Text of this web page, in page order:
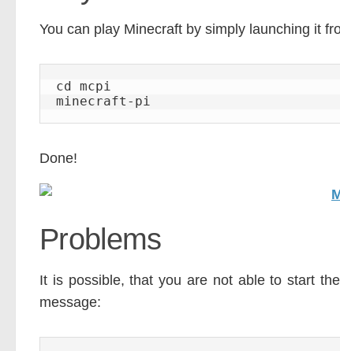
You can play Minecraft by simply launching it
cd mcpi
minecraft-pi
Done!
Problems
It is possible, that you are not able to start
message: